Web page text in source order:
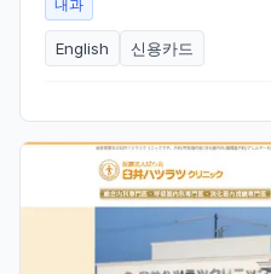
내과
English 신용카드